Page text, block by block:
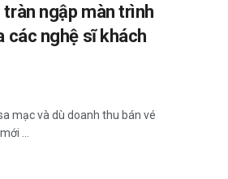
ngập màn trình
các nghệ sĩ khách
mạc và dù doanh thu bán vé
...